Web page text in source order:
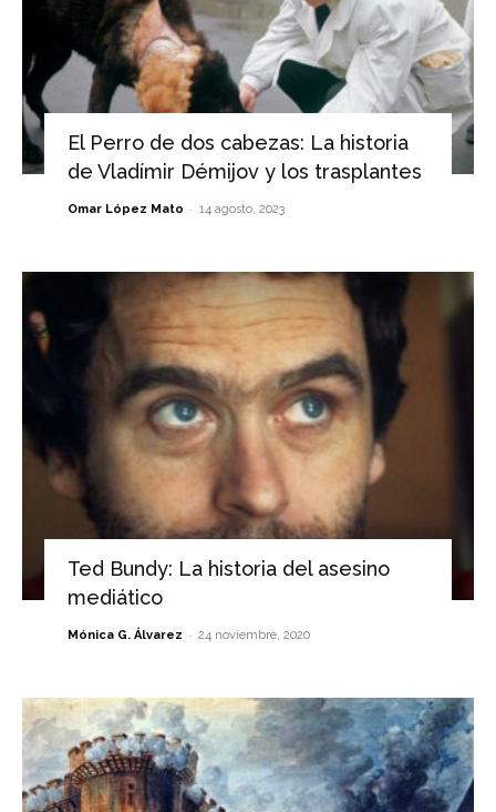
El Perro de dos cabezas: La historia
de Vladímir Démijov y los trasplantes
Omar López Mato - 14 agosto, 2023
Ted Bundy: La historia del asesino
mediático
Mónica G. Álvarez - 24 noviembre, 2020